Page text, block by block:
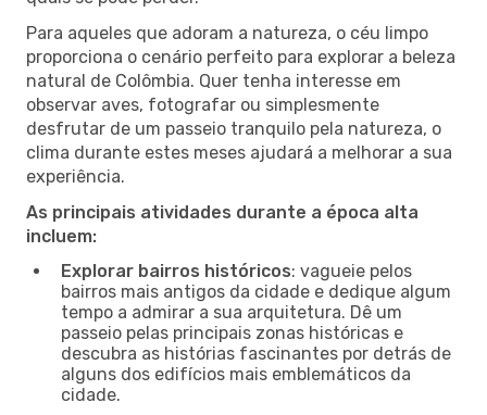
Para aqueles que adoram a natureza, o céu limpo
proporciona o cenário perfeito para explorar a beleza
natural de Colômbia. Quer tenha interesse em
observar aves, fotografar ou simplesmente
desfrutar de um passeio tranquilo pela natureza, o
clima durante estes meses ajudará a melhorar a sua
experiência.
As principais atividades durante a época alta
incluem:
Explorar bairros históricos: vagueie pelos
bairros mais antigos da cidade e dedique algum
tempo a admirar a sua arquitetura. Dê um
passeio pelas principais zonas históricas e
descubra as histórias fascinantes por detrás de
alguns dos edifícios mais emblemáticos da
cidade.